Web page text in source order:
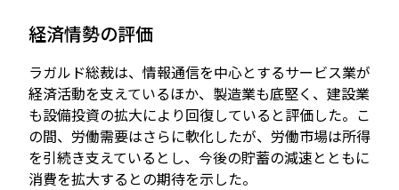
経済情勢の評価
ラガルド総裁は、情報通信を中心とするサービス業が
経済活動を支えているほか、製造業も底堅く、建設業
も設備投資の拡大により回復していると評価した。こ
の間、労働需要はさらに軟化したが、労働市場は所得
を引続き支えているとし、今後の貯蓄の減速とともに
消費を拡大するとの期待を示した。